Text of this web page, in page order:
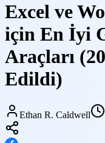
Excel ve
için En İyi
Araçları
Edildi)
Ethan R. Caldwell